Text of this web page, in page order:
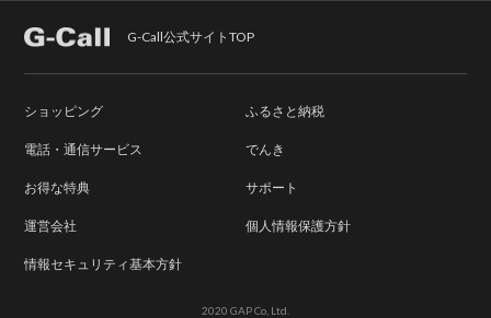
G-Call公式サイトTOP
ショッピング ふるさと納税
電話・通信サービス でんき
お得な特典 サポート
運営会社 個人情報保護方針
情報セキュリティ基本方針
2020 GAP Co, Ltd.